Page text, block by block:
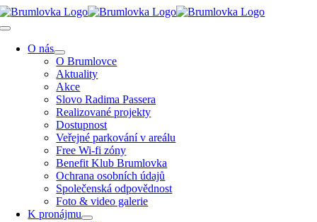
Přeskočit
na
Toggle
Navigation
O nás
O Brumlovce
Aktuality
Akce
Slovo Radima Passera
Realizované projekty
Dostupnost
Veřejné parkování v areálu
Free Wi-fi zóny
Benefit Klub Brumlovka
Ochrana osobních údajů
Společenská odpovědnost
Foto & video galerie
K pronájmu